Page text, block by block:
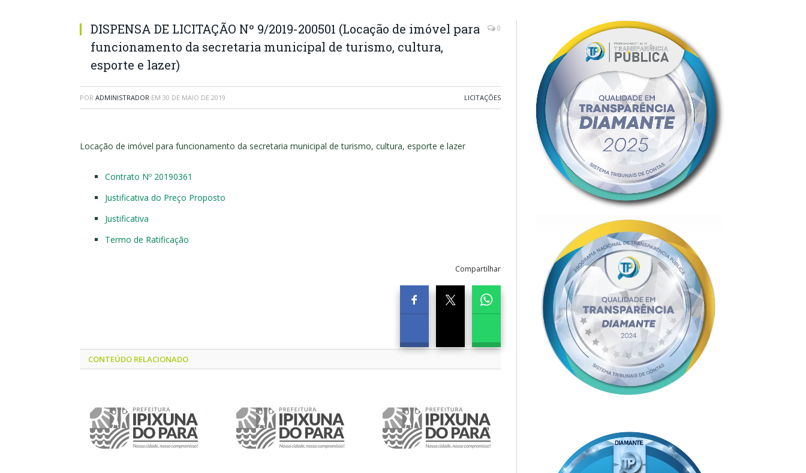
DISPENSA DE LICITAÇÃO Nº 9/2019-200501 (Locação de imóvel para
funcionamento da secretaria municipal de turismo, cultura,
esporte e lazer)
0
POR ADMINISTRADOR EM 30 DE MAIO DE 2019 LICITAÇÕES
Locação de imóvel para funcionamento da secretaria municipal de turismo, cultura, esporte e lazer
Contrato Nº 20190361
Justificativa do Preço Proposto
Justificativa
Termo de Ratificação
Compartilhar
CONTEÚDO RELACIONADO